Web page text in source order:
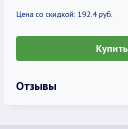
Цена со скидкой: 192.4 руб.
Купить
Отзывы